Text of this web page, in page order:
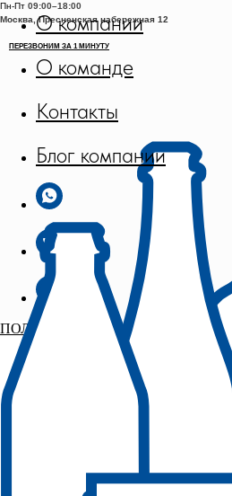
Пн-Пт 09:00–18:00
Москва, Пресненская набережная 12
О компании
О команде
Контакты
Блог компании
ПОЛУЧИТЬ ОБРАЗЦЫ БЕСПЛАТНО